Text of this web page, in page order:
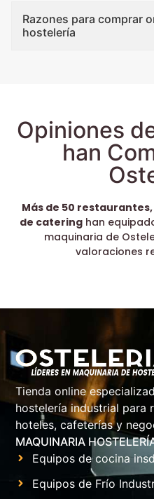
Razones para comprar
hostelería
Opiniones
han
Más de 50
de cateringhan
maquinaria de
valoraciones
Tienda online
hostelería industrial para
hoteles, cafeterías y
MAQUINARIA
Equipos de cocina
Equipos de Frío